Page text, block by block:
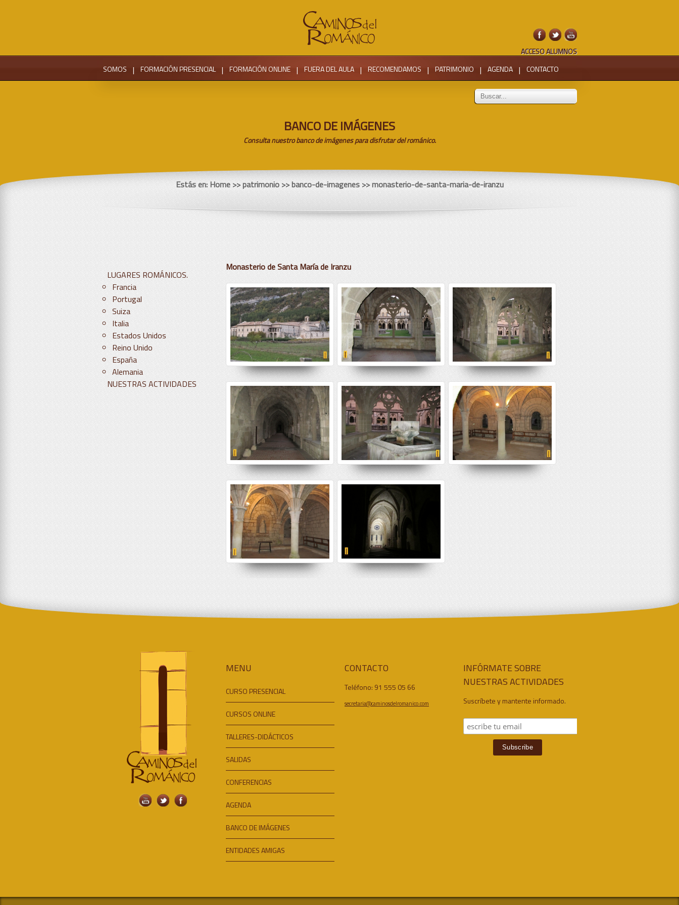
ACCESO ALUMNOS
SOMOS
| FORMACIÓN PRESENCIAL | FORMACIÓN ONLINE | FUERA DEL AULA | RECOMENDAMOS | PATRIMONIO | AGENDA | CONTACTO
BANCO DE IMÁGENES
Consulta nuestro banco de imágenes para disfrutar del románico.
Estás en: Home>> patrimonio >> banco-de-imagenes >> monasterio-de-santa-maria-de-iranzu
LUGARES ROMÁNICOS.
Francia
Portugal
Suiza
Italia
Estados Unidos
Reino Unido
España
Alemania
NUESTRAS ACTIVIDADES
Monasterio de Santa Marí­a de Iranzu
MENU
CURSO PRESENCIAL
CURSOS ONLINE
TALLERES-DIDÁCTICOS
SALIDAS
CONFERENCIAS
AGENDA
BANCO DE IMÁGENES
ENTIDADES AMIGAS
CONTACTO
Teléfono: 91 555 05 66
secretaria@caminosdelromanico.com
INFÓRMATE SOBRE
NUESTRAS ACTIVIDADES
Suscríbete y mantente informado.